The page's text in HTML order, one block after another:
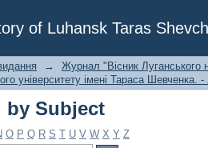
of Luhansk Taras
Subject
→
Журнал "Вісник Луганського
університету імені Тараса
by Subject
O P Q R S T U V W X Y Z